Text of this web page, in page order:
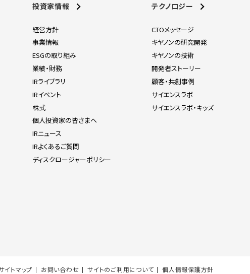
投資家情報
経営方針
事業情報
ESGの取り組み
業績・財務
IRライブラリ
IRイベント
株式
個人投資家の皆さまへ
IRニュース
IRよくあるご質問
ディスクロージャーポリシー
テクノロジー
CTOメッセージ
キヤノンの研究開発
キヤノンの技術
開発者ストーリー
顧客・共創事例
サイエンスラボ
サイエンスラボ・キッズ
イトマップ お問い合わせ サイトのご利用について 個人情報保護方針